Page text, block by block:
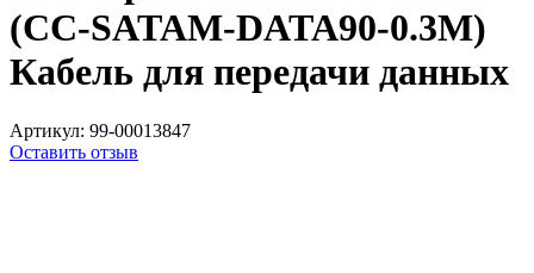
(CC-SATAM-DATA90-0.3M)
Кабель для передачи данных
Артикул: 99-00013847
Оставить отзыв